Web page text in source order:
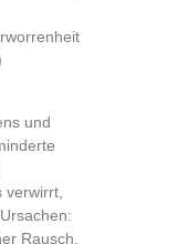
und
Rausch,